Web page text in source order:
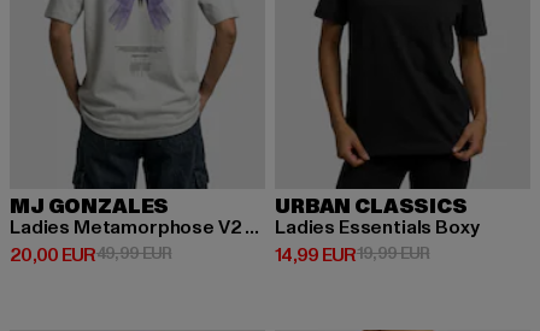
MJ GONZALES
Ladies Metamorphose V2 x Heavy Oversized
20,00 EUR
Derzeitiger Preis: 20,00 EUR
49,99 EURAktionspreis: 49,99 EUR
URBAN CLASSICS
Ladies Essentials Boxy
14,99 EUR
Derzeitiger Preis: 14,99 EUR
19,99 EURAktionspreis: